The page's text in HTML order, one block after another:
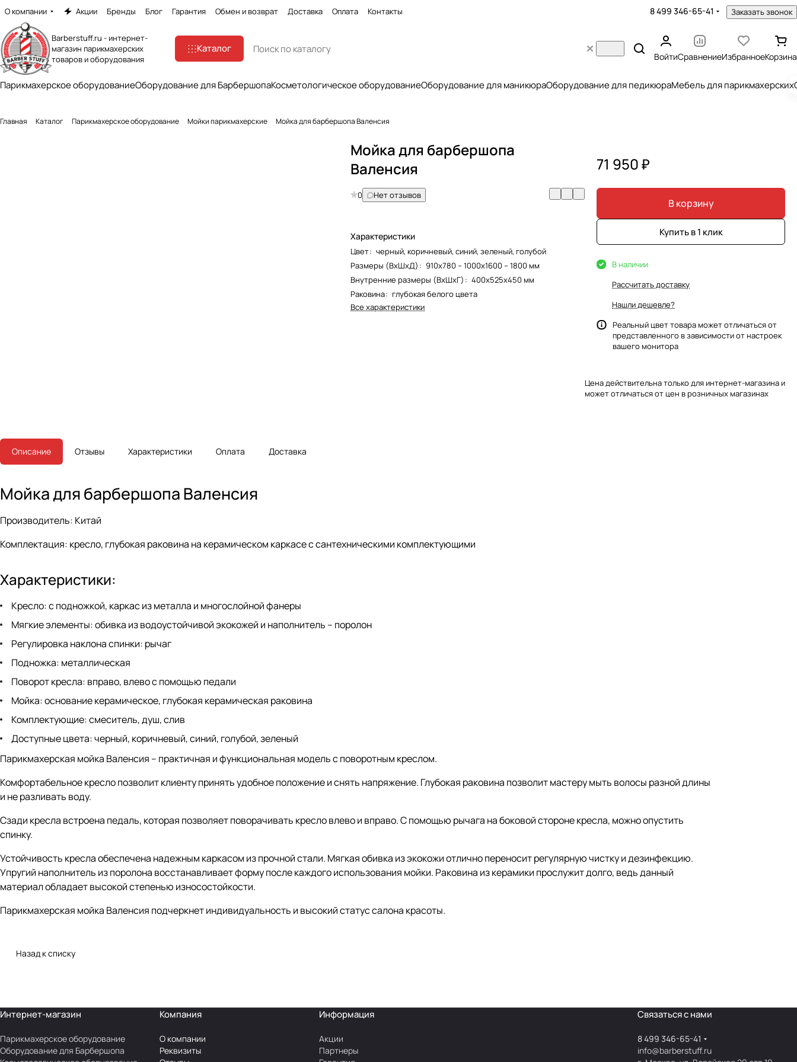
О компании Акции Бренды Блог Гарантия Обмен и возврат Доставка Оплата Контакты 8 499 346-65-41 Заказать звонок
Barberstuff.ru - интернет-
магазин парикмахерских
товаров и оборудования
Каталог
ВойтиСравнениеИзбранноеКорзина
Парикмахерское оборудованиеОборудование для БарбершопаКосметологическое оборудованиеОборудование для маникюраОборудование для педикюраМебель для парикмахерских
Главная Каталог Парикмахерское оборудование Мойки парикмахерские Мойка для барбершопа Валенсия
Мойка для барбершопа
Валенсия
0 Нет отзывов
Характеристики
Цвет: черный, коричневый, синий, зеленый, голубой
Размеры (ВхШхД) : 910х780 – 1000х1600 – 1800 мм
Внутренние размеры (ВхШхГ) : 400х525х450 мм
Раковина: глубокая белого цвета
Все характеристики
71 950 ₽
В корзину
Купить в 1 клик
В наличии
Рассчитать доставку
Нашли дешевле?
Реальный цвет товара может отличаться от
представленного в зависимости от настроек
вашего монитора
Цена действительна только для интернет-магазина и
может отличаться от цен в розничных магазинах
Описание Отзывы Характеристики Оплата Доставка
Мойка для барбершопа Валенсия
Производитель: Китай
Комплектация: кресло, глубокая раковина на керамическом каркасе с сантехническими комплектующими
Характеристики:
Кресло: с подножкой, каркас из металла и многослойной фанеры
Мягкие элементы: обивка из водоустойчивой экокожей и наполнитель – поролон
Регулировка наклона спинки: рычаг
Подножка: металлическая
Поворот кресла: вправо, влево с помощью педали
Мойка: основание керамическое, глубокая керамическая раковина
Комплектующие: смеситель, душ, слив
Доступные цвета: черный, коричневый, синий, голубой, зеленый
Парикмахерская мойка Валенсия – практичная и функциональная модель с поворотным креслом.
Комфортабельное кресло позволит клиенту принять удобное положение и снять напряжение. Глубокая раковина позволит мастеру мыть волосы разной длины
и не разливать воду.
Сзади кресла встроена педаль, которая позволяет поворачивать кресло влево и вправо. С помощью рычага на боковой стороне кресла, можно опустить
спинку.
Устойчивость кресла обеспечена надежным каркасом из прочной стали. Мягкая обивка из экокожи отлично переносит регулярную чистку и дезинфекцию.
Упругий наполнитель из поролона восстанавливает форму после каждого использования мойки. Раковина из керамики прослужит долго, ведь данный
материал обладает высокой степенью износостойкости.
Парикмахерская мойка Валенсия подчеркнет индивидуальность и высокий статус салона красоты.
Назад к списку
Интернет-магазин
Парикмахерское оборудование
Оборудование для Барбершопа
Компания
О компании
Реквизиты
Информация
Акции
Партнеры
Связаться с нами
8 499 346-65-41
info@barberstuff.ru